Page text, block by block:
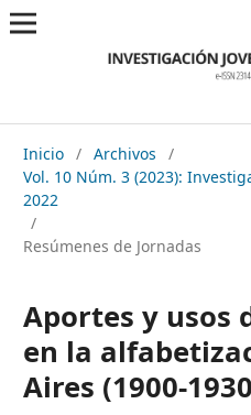
Inicio / Archivos
/
Vol. 10 Núm. 3 (2023):
2022
/
Resúmenes de Jornadas
Aportes y usos
en la
Aires (1900-